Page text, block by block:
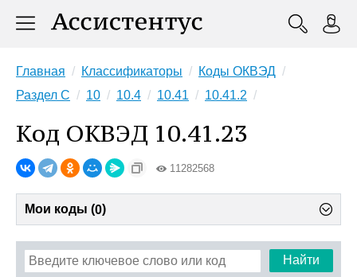
Главная Классификаторы
Коды ОКВЭД
Раздел C
10 10.4 10.41 10.41.2
Код ОКВЭД 10.41.23
11282568
Мои коды (0)
Найти